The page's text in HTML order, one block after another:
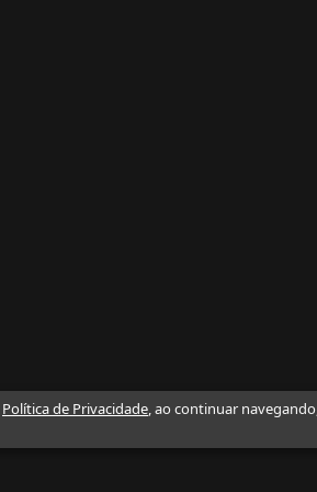
Política de Privacidade, ao continuar